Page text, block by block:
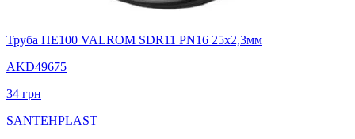
Труба ПЕ100 VALROM SDR11 PN16 25x2,3мм
AKD49675
34 грн
SANTEHPLAST